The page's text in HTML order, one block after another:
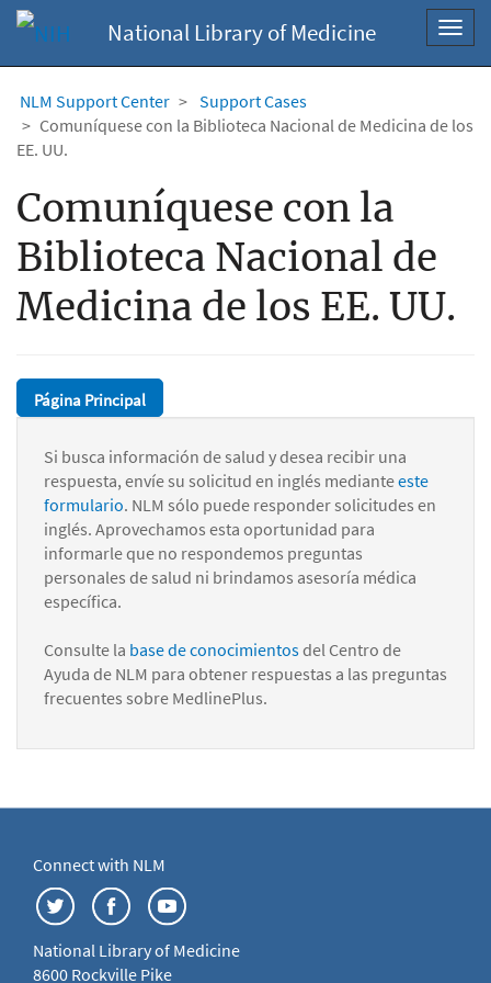
National Library of Medicine
NLM Support Center
Support Cases
Comuníquese con la Biblioteca Nacional de Medicina de los
EE. UU.
Comuníquese con la
Biblioteca Nacional de
Medicina de los EE. UU.
Página Principal
Si busca información de salud y desea recibir una
respuesta, envíe su solicitud en inglés medianteeste
formulario. NLM sólo puede responder solicitudes en
inglés. Aprovechamos esta oportunidad para
informarle que no respondemos preguntas
personales de salud ni brindamos asesoría médica
específica.
Consulte la base de conocimientosdel Centro de
Ayuda de NLM para obtener respuestas a las preguntas
frecuentes sobre MedlinePlus.
Connect with NLM
National Library of Medicine
8600 Rockville Pike